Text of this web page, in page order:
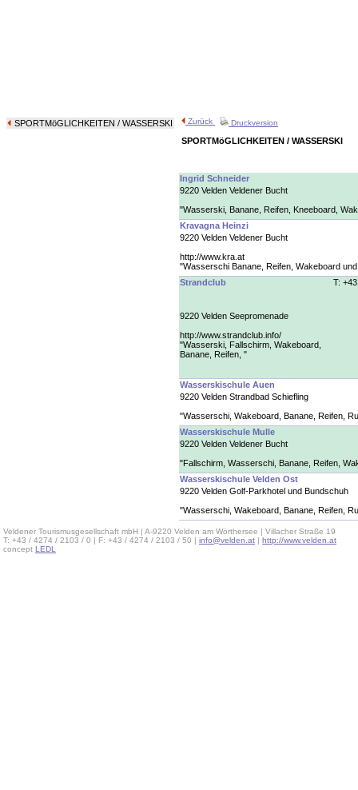
SPORTMöGLICHKEITEN / WASSERSKI Zurück Druckversion
SPORTMöGLICHKEITEN / WASSERSKI
Ingrid Schneider
9220 Velden Veldener Bucht
"Wasserski, Banane, Reifen, Kneeboard,
Kravagna Heinzi
9220 Velden Veldener Bucht
http://www.kra.at
"Wasserschi Banane, Reifen, Wakeboard
Strandclub
T:
9220 Velden Seepromenade
http://www.strandclub.info/
"Wasserski, Fallschirm, Wakeboard,
Banane, Reifen, "
Wasserskischule Auen
9220 Velden Strandbad Schiefling
"Wasserschi, Wakeboard, Banane, Reifen,
Wasserskischule Mulle
9220 Velden Veldener Bucht
"Fallschirm, Wasserschi, Banane, Reifen,
Wasserskischule Velden Ost
9220 Velden Golf-Parkhotel und Bundschuh
"Wasserschi, Wakeboard, Banane, Reifen,
Veldener Tourismusgesellschaft mbH | A-9220 Velden am Wörthersee | Villacher Straße 19
T: +43 / 4274 / 2103 / 0 | F: +43 / 4274 / 2103 / 50 | info@velden.at | http://www.velden.at
concept LEDL